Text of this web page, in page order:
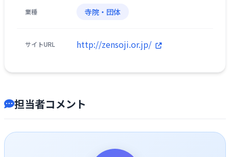
業種 寺院・団体
サイトURL http://zensoji.or.jp/
担当者コメント